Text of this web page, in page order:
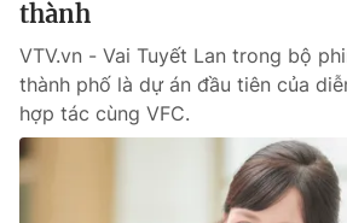
thành
VTV.vn - Vai Tuyết Lan trong bộ
thành phố là dự án đầu tiên của
hợp tác cùng VFC.